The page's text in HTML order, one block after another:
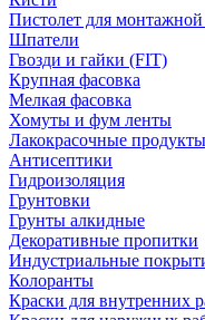
Пистолет для
Шпатели
Гвозди и гайки (FIT)
Крупная фасовка
Мелкая фасовка
Хомуты и фум ленты
Лакокрасочные
Антисептики
Гидроизоляция
Грунтовки
Грунты алкидные
Декоративные пропитки
Индустриальные
Колоранты
Краски для внутренних